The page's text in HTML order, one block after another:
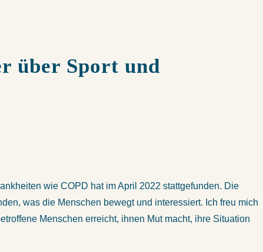
über Sport und
wie COPD hat im April 2022 stattgefunden. Die
was die Menschen bewegt und interessiert. Ich freu mich
Menschen erreicht, ihnen Mut macht, ihre Situation